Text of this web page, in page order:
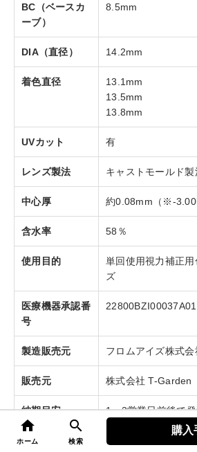
home
ホーム
search
検索
購入
BC（ベースカ
ーブ）
8.5mm
DIA（直径） 14.2mm
着色直径
13.1mm
13.5mm
13.8mm
UVカット 有
レンズ製法 キャストモールド製
中心厚 約0.08mm（※-
含水率 58％
使用目的
単回使用視力補正
ズ
医療機器承認番
号
22800BZI00037A01
製造販売元 フロムアイズ株式会
販売元 株式会社 T-Garden
納期目安 1～3営業日前後で